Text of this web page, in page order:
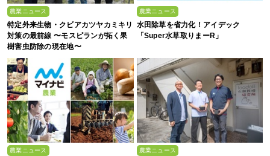
農業ニュース
特定外来生物・クビアカツヤカミキリ
対策の最前線 〜モスピランが拓く果
樹害虫防除の現在地〜
農業ニュース
水田除草を省力化！アイデック
「Super水草取りまーR」
農業ニュース 農業ニュース